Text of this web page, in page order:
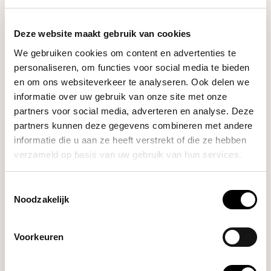
Deze website maakt gebruik van cookies
We gebruiken cookies om content en advertenties te
personaliseren, om functies voor social media te bieden
en om ons websiteverkeer te analyseren. Ook delen we
informatie over uw gebruik van onze site met onze
partners voor social media, adverteren en analyse. Deze
partners kunnen deze gegevens combineren met andere
informatie die u aan ze heeft verstrekt of die ze hebben
verzameld op basis van uw gebruik van hun services.
Noodzakelijk
Voorkeuren
Our coffee expert is happy to help you!
RECENTLY VIEWED